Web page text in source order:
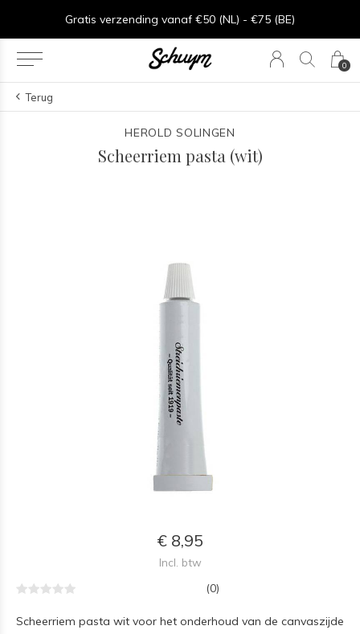
0
Gratis verzending vanaf €50 (NL) - €75 (BE)
Terug
HEROLD SOLINGEN
Scheerriem pasta (wit)
€ 8,95
Incl. btw
(0)
Scheerriem pasta wit voor het onderhoud van de canvaszijde